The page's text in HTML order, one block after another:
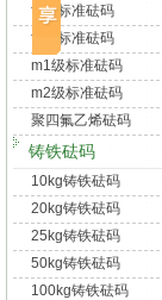
f1级标准砝码
f2级标准砝码
m1级标准砝码
m2级标准砝码
聚四氟乙烯砝码
铸铁砝码
10kg铸铁砝码
20kg铸铁砝码
25kg铸铁砝码
50kg铸铁砝码
100kg铸铁砝码